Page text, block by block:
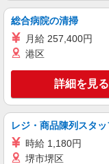
派遣社員
株式会社バイトレ（
【
派遣社員
総合病院の清掃
月給 257,400円
港区
詳細を見る
レジ・商品陳列スタッ
時給 1,180円
堺市堺区